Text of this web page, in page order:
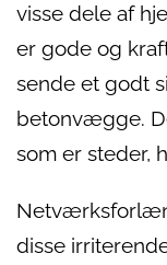
visse dele af
er gode og
sende et godt
betonvægge.
som er steder,
disse